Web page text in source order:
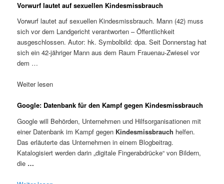
Vorwurf lautet auf sexuellen Kindesmissbrauch
Vorwurf lautet auf sexuellen Kindesmissbrauch. Mann (42) muss
sich vor dem Landgericht verantworten – Öffentlichkeit
ausgeschlossen. Autor: hk. Symbolbild: dpa. Seit Donnerstag hat
sich ein 42-jähriger Mann aus dem Raum Frauenau-Zwiesel vor
dem …
Weiter lesen
Google: Datenbank für den Kampf gegen Kindesmissbrauch
Google will Behörden, Unternehmen und Hilfsorganisationen mit
einer Datenbank im Kampf gegen Kindesmissbrauch helfen.
Das erläuterte das Unternehmen in einem Blogbeitrag.
Katalogisiert werden darin „digitale Fingerabdrücke“ von Bildern,
die …